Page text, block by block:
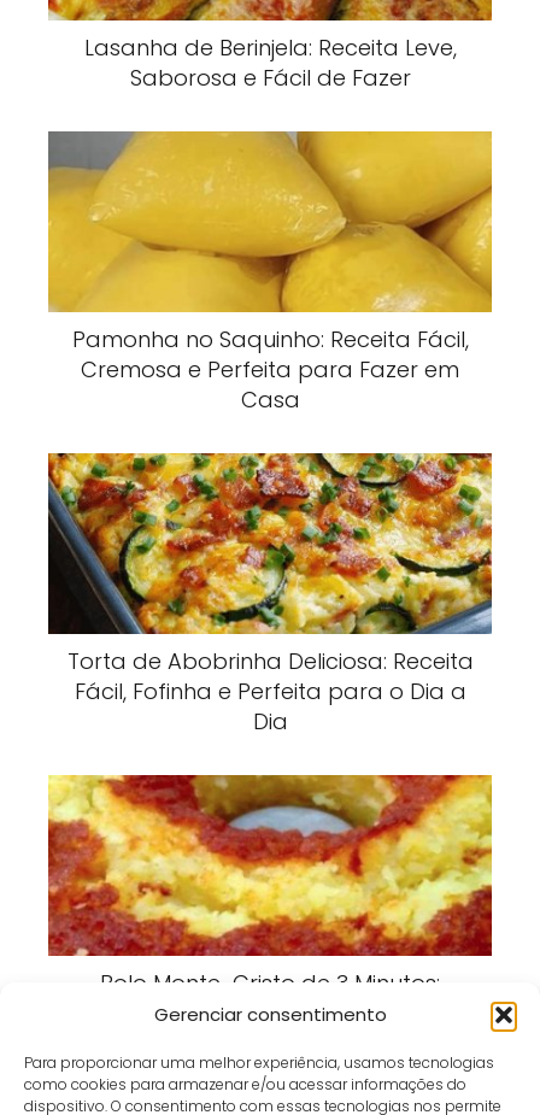
Gerenciar consentimento
Para proporcionar uma melhor experiência, usamos tecnologias
como cookies para armazenar e/ou acessar informações do
dispositivo. O consentimento com essas tecnologias nos permite
Lasanha de Berinjela: Receita Leve,
Saborosa e Fácil de Fazer
Pamonha no Saquinho: Receita Fácil,
Cremosa e Perfeita para Fazer em
Casa
Torta de Abobrinha Deliciosa: Receita
Fácil, Fofinha e Perfeita para o Dia a
Dia
Bolo Monte-Cristo de 3 Minutos:
Receita Rápida, Fofinha e Perfeita